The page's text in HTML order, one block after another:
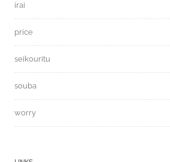
irai
price
seikouritu
souba
worry